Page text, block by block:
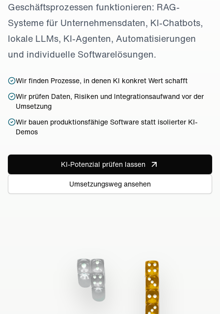
Geschäftsprozessen funktionieren: RAG-
Systeme für Unternehmensdaten, KI-Chatbots,
lokale LLMs, KI-Agenten, Automatisierungen
und individuelle Softwarelösungen.
Wir finden Prozesse, in denen KI konkret Wert schafft
Wir prüfen Daten, Risiken und Integrationsaufwand vor der
Umsetzung
Wir bauen produktionsfähige Software statt isolierter KI-
Demos
KI-Potenzial prüfen lassen
Umsetzungsweg ansehen